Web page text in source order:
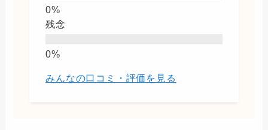
残念
みんなの口コミ・評価を見る